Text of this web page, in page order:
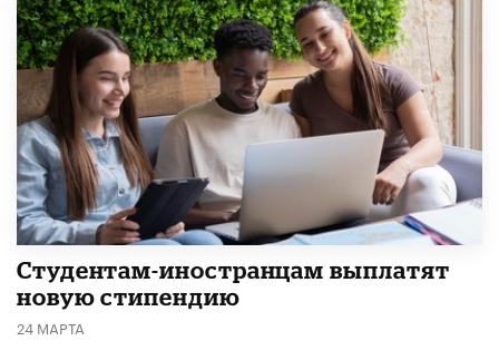
Студентам-иностранцам выплатят
новую стипендию
24 МАРТА